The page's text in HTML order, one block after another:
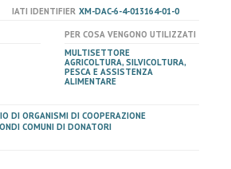
IATI IDENTIFIER XM-DAC-6-4-013164-01-0
PER COSA VENGONO UTILIZZATI
MULTISETTORE
AGRICOLTURA, SILVICOLTURA,
PESCA E ASSISTENZA
ALIMENTARE
DI ORGANISMI DI COOPERAZIONE
COMUNI DI DONATORI